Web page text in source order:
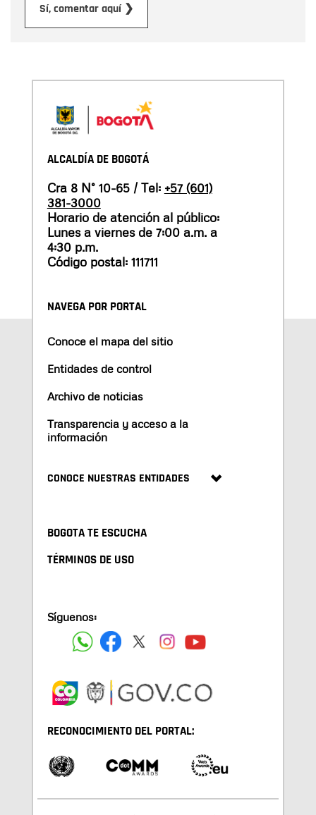
Sí, comentar aquí ❯
ALCALDÍA DE BOGOTÁ
Cra 8 N° 10-65 / Tel: +57 (601)
381-3000
Horario de atención al público:
Lunes a viernes de 7:00 a.m. a
4:30 p.m.
Código postal: 111711
NAVEGA POR PORTAL
Conoce el mapa del sitio
Entidades de control
Archivo de noticias
Transparencia y acceso a la
información
CONOCE NUESTRAS ENTIDADES
BOGOTA TE ESCUCHA
TÉRMINOS DE USO
Síguenos:
RECONOCIMIENTO DEL PORTAL: